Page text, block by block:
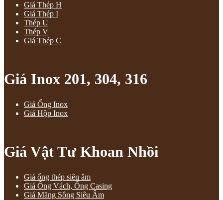
Giá Thép H
Giá Thép I
Thép U
Thép V
Giá Thép C
Giá Inox 201, 304, 316
Giá Ống Inox
Giá Hộp Inox
Giá Vật Tư Khoan Nhồi
Giá ống thép siêu âm
Giá Ống Vách, Ống Casing
Giá Măng Sông Siêu Âm